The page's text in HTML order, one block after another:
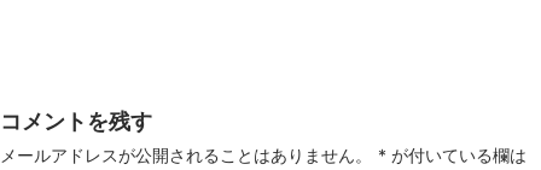
コメントを残す
メールアドレスが公開されることはありません。 * が付いている欄は